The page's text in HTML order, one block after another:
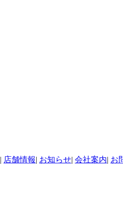
| 店舗情報| お知らせ| 会社案内| お